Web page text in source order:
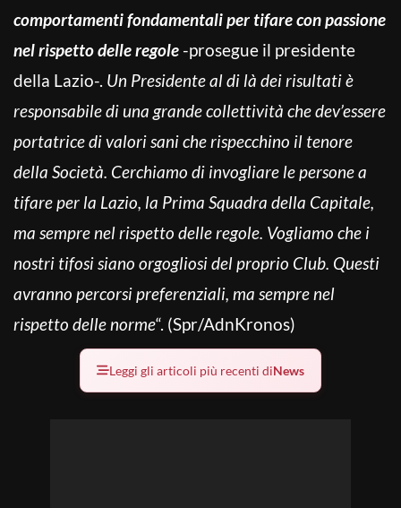
comportamenti fondamentali per tifare con passione
nel rispetto delle regole -prosegue il presidente
della Lazio-. Un Presidente al di là dei risultati è
responsabile di una grande collettività che dev’essere
portatrice di valori sani che rispecchino il tenore
della Società. Cerchiamo di invogliare le persone a
tifare per la Lazio, la Prima Squadra della Capitale,
ma sempre nel rispetto delle regole. Vogliamo che i
nostri tifosi siano orgogliosi del proprio Club. Questi
avranno percorsi preferenziali, ma sempre nel
rispetto delle norme“. (Spr/AdnKronos)
Leggi gli articoli più recenti diNews